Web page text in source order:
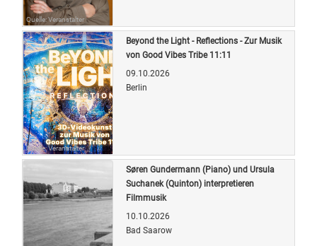
Quelle: Veranstalter
Quelle: Veranstalter
Beyond the Light - Reflections - Zur Musik
von Good Vibes Tribe 11:11
09.10.2026
Berlin
Søren Gundermann (Piano) und Ursula
Suchanek (Quinton) interpretieren
Filmmusik
10.10.2026
Bad Saarow